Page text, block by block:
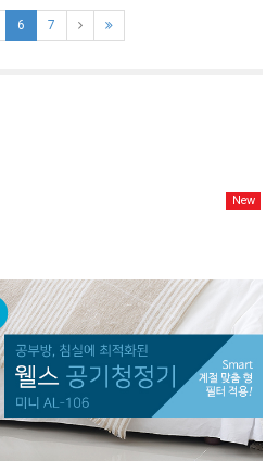
6 7
New